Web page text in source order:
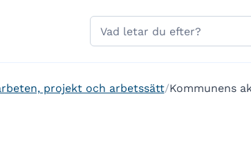
Sök
på
projekt och arbetssätt Kommunens